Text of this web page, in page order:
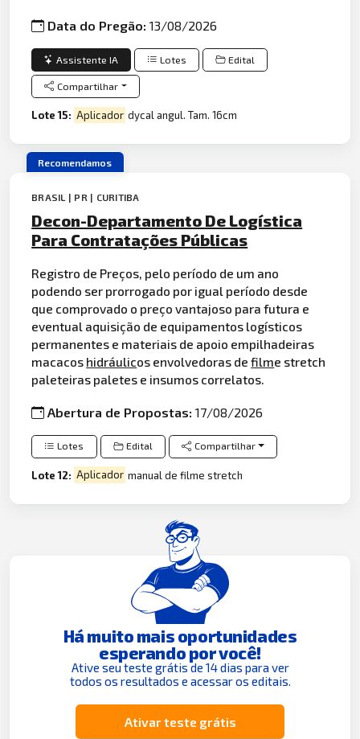
Data do Pregão:13/08/2026
Assistente IA Lotes Edital
Compartilhar
Lote 15: Aplicador dycal angul. Tam. 16cm
Recomendamos
BRASIL | PR | CURITIBA
Decon-Departamento De Logística
Para Contratações Públicas
Registro de Preços, pelo período de um ano
podendo ser prorrogado por igual período desde
que comprovado o preço vantajoso para futura e
eventual aquisição de equipamentos logísticos
permanentes e materiais de apoio empilhadeiras
macacos hidráulicos envolvedoras defilme stretch
paleteiras paletes e insumos correlatos.
Abertura de Propostas:17/08/2026
Lotes Edital Compartilhar
Lote 12: Aplicador manual de filme stretch
Há muito mais oportunidades
esperando por você!
Ative seu teste grátis de 14 dias para ver
todos os resultados e acessar os editais.
Ativar teste grátis